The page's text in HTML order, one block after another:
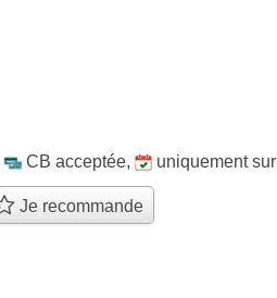
CB acceptée, uniquement sur
Je recommande